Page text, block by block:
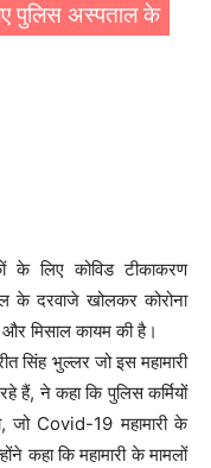
पुलिस अस्पताल के
के लिए कोविड टीकाकरण
के दरवाजे खोलकर कोरोना
और मिसाल कायम की है।
सिंह भुल्लर जो इस महामारी
हैं, ने कहा कि पुलिस कर्मियों
जो Covid-19 महामारी के
कहा कि महामारी के मामलों